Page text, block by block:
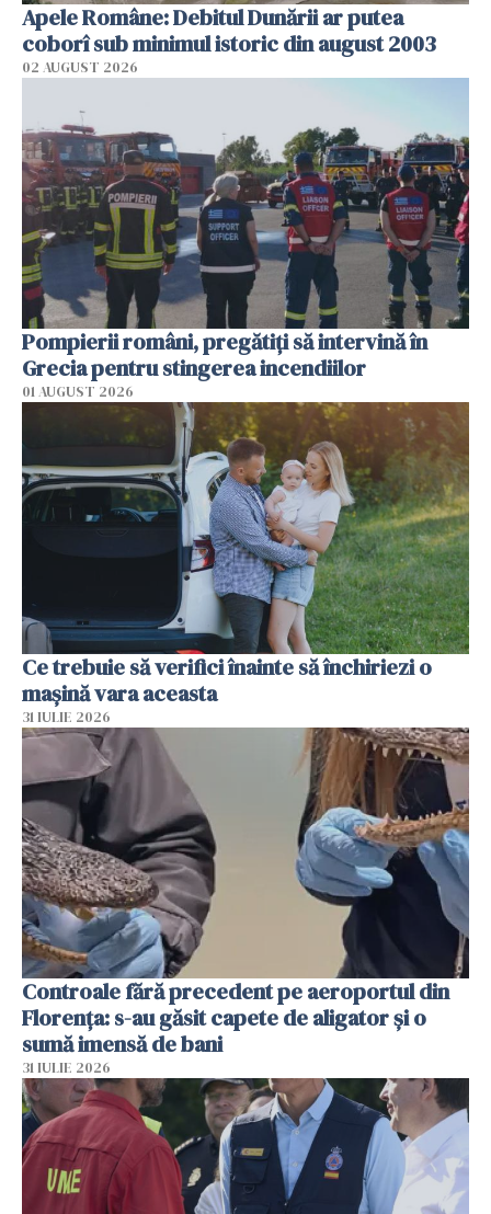
Apele Române: Debitul Dunării ar putea
coborî sub minimul istoric din august 2003
02 AUGUST 2026
Pompierii români, pregătiţi să intervină în
Grecia pentru stingerea incendiilor
01 AUGUST 2026
Ce trebuie să verifici înainte să închiriezi o
mașină vara aceasta
31 IULIE 2026
Controale fără precedent pe aeroportul din
Florența: s-au găsit capete de aligator și o
sumă imensă de bani
31 IULIE 2026